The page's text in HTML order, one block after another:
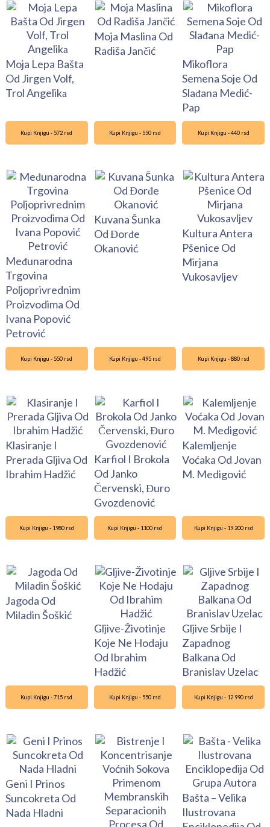
Moja Lepa Bašta
Od Jirgen Volf,
Trol Angelikа
Moja Maslina Od
Radiša Jančić
Mikoflora
Semena Soje Od
Slađana Medić-
Pap
Kupi Knjigu - 572 rsd
Međunarodna
Trgovina
Poljoprivrednim
Proizvodima Od
Ivana Popović
Petrović
Kupi Knjigu - 550 rsd
Kuvana Šunka
Od Đorđe
Okanović
Kupi Knjigu - 440 rsd
Kultura Antera
Pšenice Od
Mirjana
Vukosavljev
Kupi Knjigu - 550 rsd
Klasiranje I
Prerada Gljiva Od
Ibrahim Hadžić
Kupi Knjigu - 495 rsd
Karfiol I Brokola
Od Janko
Červenski, Đuro
Gvozdenović
Kupi Knjigu - 880 rsd
Kalemljenje
Voćaka Od Jovan
M. Medigović
Kupi Knjigu - 1980 rsd
Jagoda Od
Miladin Šoškić
Kupi Knjigu - 1100 rsd
Gljive-Životinje
Koje Ne Hodaju
Od Ibrahim
Hadžić
Kupi Knjigu - 19 200 rsd
Gljive Srbije I
Zapadnog
Balkana Od
Branislav Uzelac
Kupi Knjigu - 715 rsd
Geni I Prinos
Suncokreta Od
Nada Hladni
Kupi Knjigu - 550 rsd Kupi Knjigu - 12 990 rsd
Bašta – Velika
Ilustrovana